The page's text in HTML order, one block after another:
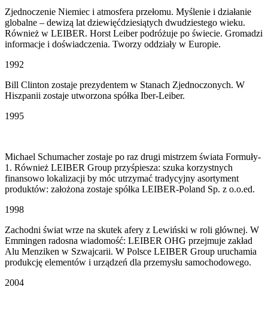
Zjednoczenie Niemiec i atmosfera przełomu. Myślenie i działanie
globalne – dewizą lat dziewięćdziesiątych dwudziestego wieku.
Również w LEIBER. Horst Leiber podróżuje po świecie. Gromadzi
informacje i doświadczenia. Tworzy oddziały w Europie.
1992
Bill Clinton zostaje prezydentem w Stanach Zjednoczonych. W
Hiszpanii zostaje utworzona spółka Iber-Leiber.
1995
Michael Schumacher zostaje po raz drugi mistrzem świata Formuły-
1. Również LEIBER Group przyśpiesza: szuka korzystnych
finansowo lokalizacji by móc utrzymać tradycyjny asortyment
produktów: założona zostaje spółka LEIBER-Poland Sp. z o.o.ed.
1998
Zachodni świat wrze na skutek afery z Lewiński w roli głównej. W
Emmingen radosna wiadomość: LEIBER OHG przejmuje zakład
Alu Menziken w Szwajcarii. W Polsce LEIBER Group uruchamia
produkcję elementów i urządzeń dla przemysłu samochodowego.
2004